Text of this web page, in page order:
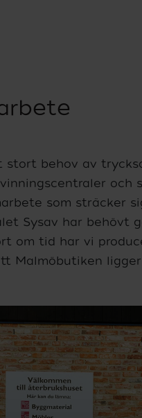
stort behov av
och
som sträcker
Sysav har behövt
om tid har vi
Malmöbutiken ligger